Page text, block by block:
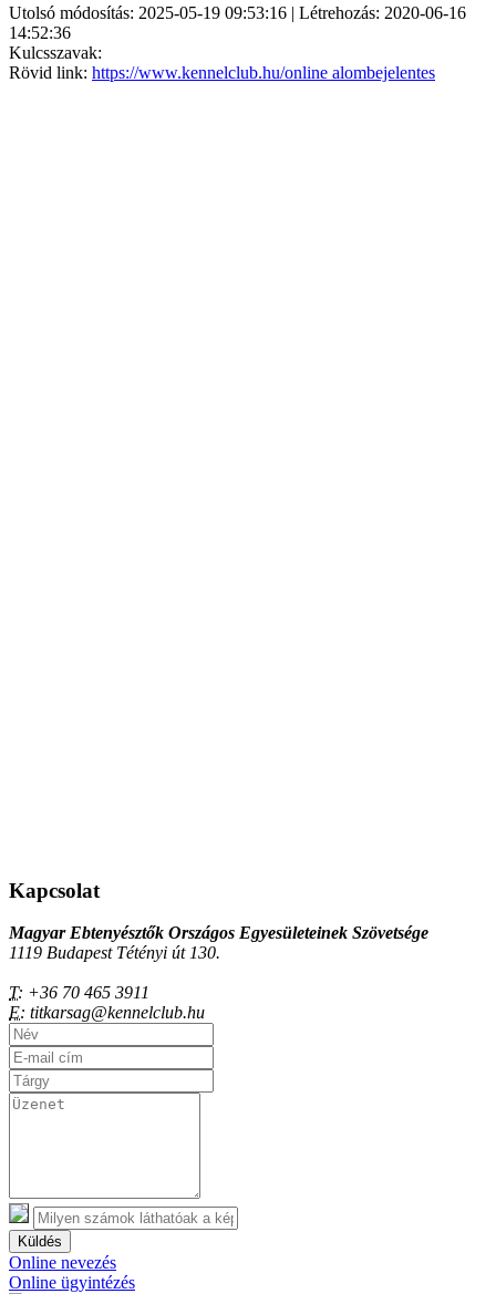
Utolsó módosítás: 2025-05-19 09:53:16 | Létrehozás: 2020-06-16
14:52:36
Kulcsszavak:
Rövid link: https://www.kennelclub.hu/online alombejelentes
Kapcsolat
Magyar Ebtenyésztők Országos Egyesületeinek Szövetsége
1119 Budapest Tétényi út 130.
T: +36 70 465 3911
E: titkarsag@kennelclub.hu
Küldés
Online nevezés
Online ügyintézés